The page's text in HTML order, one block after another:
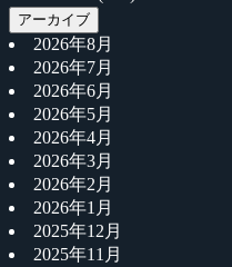
アーカイブ
2026年8月
2026年7月
2026年6月
2026年5月
2026年4月
2026年3月
2026年2月
2026年1月
2025年12月
2025年11月